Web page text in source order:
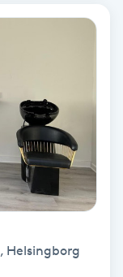
, Helsingborg